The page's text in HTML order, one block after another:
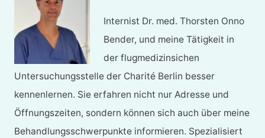
Internist Dr. med. Thorsten Onno
Bender, und meine Tätigkeit in
der flugmedizinsichen
Untersuchungsstelle der Charité Berlin besser
kennenlernen. Sie erfahren nicht nur Adresse und
Öffnungszeiten, sondern können sich auch über meine
Behandlungsschwerpunkte informieren. Spezialisiert